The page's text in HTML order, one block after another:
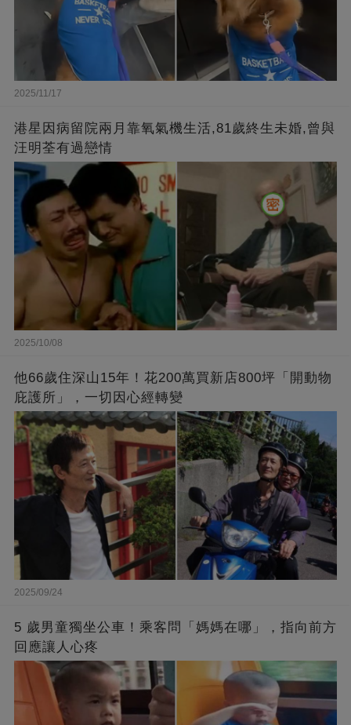
2025/11/17
港星因病留院兩月靠氧氣機生活,81歲終生未婚,曾與
汪明荃有過戀情
2025/10/08
他66歲住深山15年！花200萬買新店800坪「開動物
庇護所」，一切因心經轉變
2025/09/24
5 歲男童獨坐公車！乘客問「媽媽在哪」，指向前方
回應讓人心疼